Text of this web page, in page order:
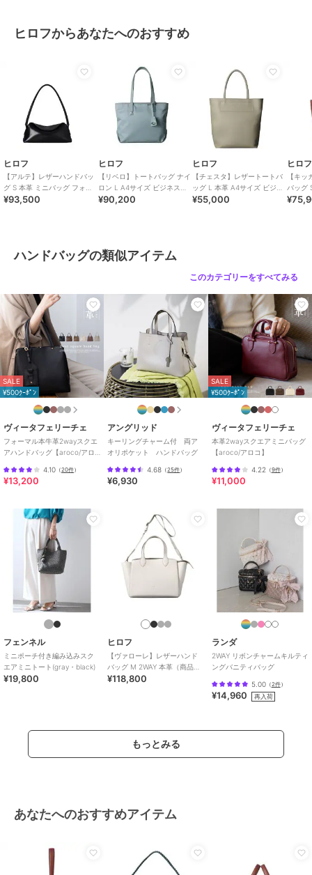
とお手入れについての表示がございますのでよくお読みください。
す。また、パソコン・スマートフォンなどの環境により、若干製品と
画像のカラーが異なる場合もございます。
重量:約615g(サンプルサイズ)
ショップ ヒロフ
商品カテゴリ バッグ ／ ハンドバッグ
カラー
ツンドラ（７１０）、シェード
（２１５）、ヴェイパー（９９
６）、ブリュー（９４２）
サイズ ０２（Ｂ５）
素材
外側：牛革（クロモH） 内側：マ
イクロファイバー
商品のお取り扱い方法
特徴
バッグ
本革/無地
ハンドバッグ
本革 / 無地
原産国 イタリア製
ヒロフからあなたへのおすすめ
ヒロフ
【アルテ】レザーハンドバッ
グ S 本革 ミニバッグ フォー
マルバッグ（商品番号：P25
¥93,500
ヒロフ
【リベロ】トートバッグ ナイ
ロン L A4サイズ ビジネスバ
ッグ（商品番号：P25-
¥90,200
ヒロフ
【チェスタ】レザートートバ
ッグ L 本革 A4サイズ ビジネ
スバッグ（商品番号：P25-
¥55,000
ヒロフ
【キ
バッグ
P25－
ハンドバッグの類似アイテム
このカテゴリーをすべてみる
SALE
¥500ｸｰﾎﾟﾝ
ヴィータフェリーチェ
フォーマル本牛革2wayスクエ
アハンドバッグ【aroco/アロ
4.10 （20件）
¥13,200
アングリッド
キーリングチャーム付 両ア
オリポケット ハンドバッグ
4.68 （25件）
¥6,930
SALE
¥500ｸｰﾎﾟﾝ
ヴィータフェリーチェ
本革2wayスクエアミニバッグ
【aroco/アロコ】
4.22 （9件）
¥11,000
フェンネル
ミニポーチ付き編み込みスク
エアミニトート(gray・black)
¥19,800
ヒロフ
【ヴァローレ】レザーハンド
バッグ M 2WAY 本革（商品番
号：P25-35415）
¥118,800
ランダ
2WAY リボンチャームキルティ
ングバニティバッグ
5.00（2件）
¥14,960 再入荷
もっとみる
あなたへのおすすめアイテム